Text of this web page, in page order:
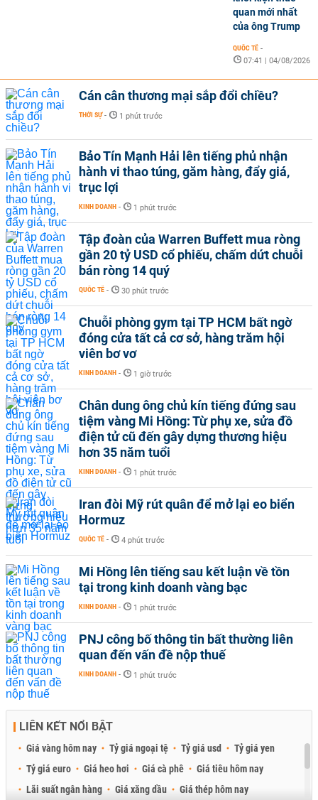
quan mới nhất
của ông Trump
QUỐC TẾ -
07:41 | 04/08/2026
Cán cân thương mại sắp đổi chiều?
THỜI SỰ - 1 phút trước
Bảo Tín Mạnh Hải lên tiếng phủ nhận
hành vi thao túng, găm hàng, đẩy giá,
trục lợi
KINH DOANH - 1 phút trước
Tập đoàn của Warren Buffett mua ròng
gần 20 tỷ USD cổ phiếu, chấm dứt chuỗi
bán ròng 14 quý
QUỐC TẾ - 30 phút trước
Chuỗi phòng gym tại TP HCM bất ngờ
đóng cửa tất cả cơ sở, hàng trăm hội
viên bơ vơ
KINH DOANH - 1 giờ trước
Chân dung ông chủ kín tiếng đứng sau
tiệm vàng Mi Hồng: Từ phụ xe, sửa đồ
điện tử cũ đến gây dựng thương hiệu
hơn 35 năm tuổi
KINH DOANH - 1 phút trước
Iran đòi Mỹ rút quân để mở lại eo biển
Hormuz
QUỐC TẾ - 4 phút trước
Mi Hồng lên tiếng sau kết luận về tồn
tại trong kinh doanh vàng bạc
KINH DOANH - 1 phút trước
PNJ công bố thông tin bất thường liên
quan đến vấn đề nộp thuế
KINH DOANH - 1 phút trước
LIÊN KẾT NỔI BẬT
Giá vàng hôm nay Tỷ giá ngoại tệ Tỷ giá usd
Tỷ giá yen
Tỷ giá euro
Giá heo hơi Giá cà phê
Giá tiêu hôm nay
Lãi suất ngân hàng
Giá xăng dầu Giá thép hôm nay